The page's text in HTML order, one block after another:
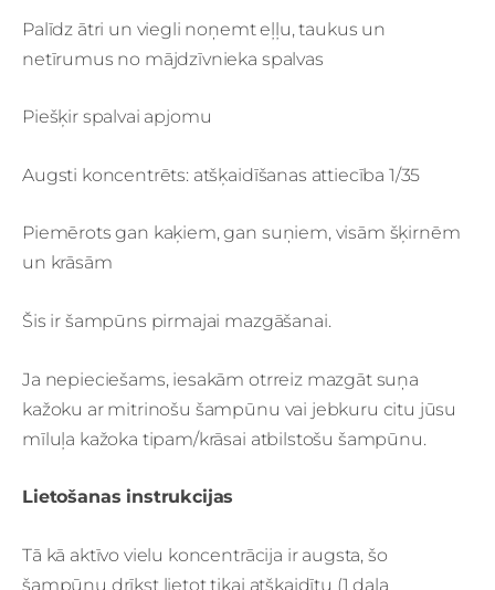
Palīdz ātri un viegli noņemt eļļu, taukus un
netīrumus no mājdzīvnieka spalvas
Piešķir spalvai apjomu
Augsti koncentrēts: atšķaidīšanas attiecība 1/35
Piemērots gan kaķiem, gan suņiem, visām šķirnēm
un krāsām
Šis ir šampūns pirmajai mazgāšanai.
Ja nepieciešams, iesakām otrreiz mazgāt suņa
kažoku ar mitrinošu šampūnu vai jebkuru citu jūsu
mīluļa kažoka tipam/krāsai atbilstošu šampūnu.
Lietošanas instrukcijas
Tā kā aktīvo vielu koncentrācija ir augsta, šo
šampūnu drīkst lietot tikai atšķaidītu (1 daļa